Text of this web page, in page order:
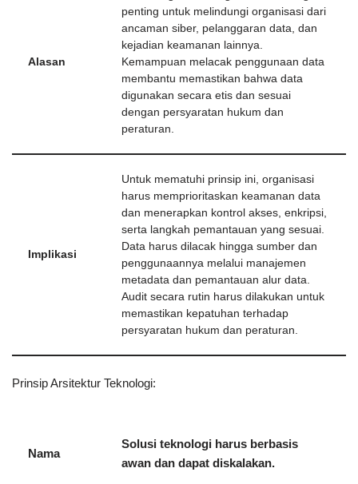
Alasan
penting untuk melindungi organisasi dari
ancaman siber, pelanggaran data, dan
kejadian keamanan lainnya.
Kemampuan melacak penggunaan data
membantu memastikan bahwa data
digunakan secara etis dan sesuai
dengan persyaratan hukum dan
peraturan.
Implikasi
Untuk mematuhi prinsip ini, organisasi
harus memprioritaskan keamanan data
dan menerapkan kontrol akses, enkripsi,
serta langkah pemantauan yang sesuai.
Data harus dilacak hingga sumber dan
penggunaannya melalui manajemen
metadata dan pemantauan alur data.
Audit secara rutin harus dilakukan untuk
memastikan kepatuhan terhadap
persyaratan hukum dan peraturan.
Prinsip Arsitektur Teknologi:
Nama
Solusi teknologi harus berbasis
awan dan dapat diskalakan.